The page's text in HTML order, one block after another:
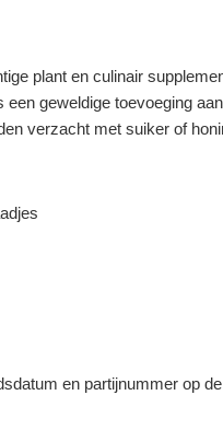
plant en culinair
geweldige toevoeging
verzacht met suiker of
en partijnummer op